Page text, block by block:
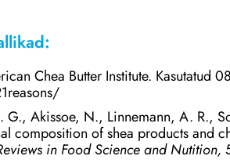
Chea Butter Institute.
G., Akissoe, N., Linnemann, A. R.,
composition of shea products and
in Food Science and Nutition,